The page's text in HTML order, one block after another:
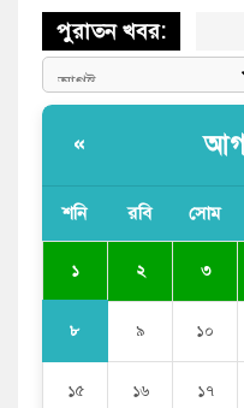
পুরাতন খবর:
«
শনি রবি সোম
১ ২ ৩
৮ ৯ ১০
১৫ ১৬ ১৭